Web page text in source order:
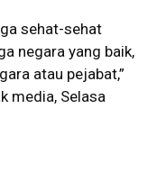
sehat-sehat
negara yang baik,
atau pejabat,”
media, Selasa